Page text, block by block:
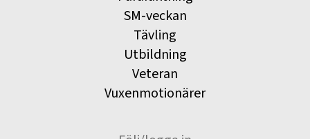
SM-veckan
Tävling
Utbildning
Veteran
Vuxenmotionärer